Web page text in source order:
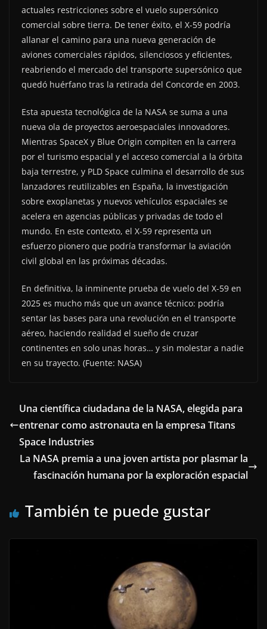
actuales restricciones sobre el vuelo supersónico
comercial sobre tierra. De tener éxito, el X-59 podría
allanar el camino para una nueva generación de
aviones comerciales rápidos, silenciosos y eficientes,
reabriendo el mercado del transporte supersónico que
quedó huérfano tras la retirada del Concorde en 2003.
Esta apuesta tecnológica de la NASA se suma a una
nueva ola de proyectos aeroespaciales innovadores.
Mientras SpaceX y Blue Origin compiten en la carrera
por el turismo espacial y el acceso comercial a la órbita
baja terrestre, y PLD Space culmina el desarrollo de sus
lanzadores reutilizables en España, la investigación
sobre exoplanetas y nuevos vehículos espaciales se
acelera en agencias públicas y privadas de todo el
mundo. En este contexto, el X-59 representa un
esfuerzo pionero que podría transformar la aviación
civil global en las próximas décadas.
En definitiva, la inminente prueba de vuelo del X-59 en
2025 es mucho más que un avance técnico: podría
sentar las bases para una revolución en el transporte
aéreo, haciendo realidad el sueño de cruzar
continentes en solo unas horas… y sin molestar a nadie
en su trayecto. (Fuente: NASA)
Una científica ciudadana de la NASA, elegida para
entrenar como astronauta en la empresa Titans
Space Industries
La NASA premia a una joven artista por plasmar la
fascinación humana por la exploración espacial
También te puede gustar